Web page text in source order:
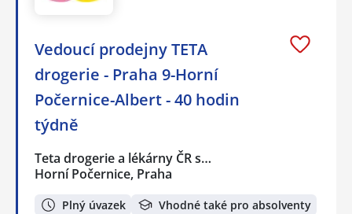
Vedoucí prodejny TETA
drogerie - Praha 9-Horní
Počernice-Albert - 40 hodin
týdně
Teta drogerie a lékárny ČR s…
Horní Počernice, Praha
Plný úvazek Vhodné také pro absolventy